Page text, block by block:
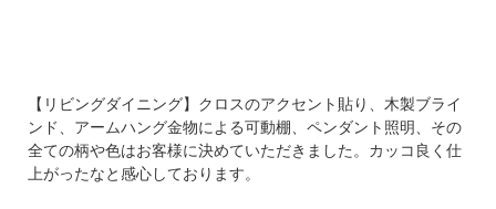
【リビングダイニング】クロスのアクセント貼り、木製ブライ
ンド、アームハング金物による可動棚、ペンダント照明、その
全ての柄や色はお客様に決めていただきました。カッコ良く仕
上がったなと感心しております。